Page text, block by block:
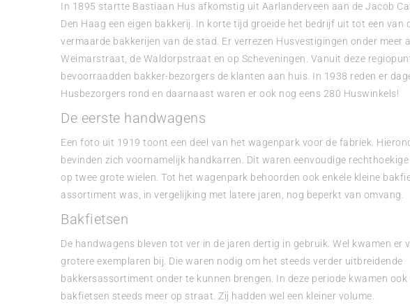
In 1895 startte Bastiaan Hus afkomstig uit Aarlanderveen aan de Jacob
Den Haag een eigen bakkerij. In korte tijd groeide het bedrijf uit tot een van
vermaarde bakkerijen van de stad. Er verrezen Husvestigingen onder meer
Weimarstraat, de Waldorpstraat en op Scheveningen. Vanuit deze
bevoorraadden bakker-bezorgers de klanten aan huis. In 1938 reden er
Husbezorgers rond en daarnaast waren er ook nog eens 280 Huswinkels!
De eerste handwagens
Een foto uit 1919 toont een deel van het wagenpark voor de fabriek.
bevinden zich voornamelijk handkarren. Dit waren eenvoudige rechthoekige
op twee grote wielen. Tot het wagenpark behoorden ook enkele kleine
assortiment was, in vergelijking met latere jaren, nog beperkt van omvang.
Bakfietsen
De handwagens bleven tot ver in de jaren dertig in gebruik. Wel kwamen er
grotere exemplaren bij. Die waren nodig om het steeds verder uitbreidende
bakkersassortiment onder te kunnen brengen. In deze periode kwamen ook
bakfietsen steeds meer op straat. Zij hadden wel een kleiner volume.